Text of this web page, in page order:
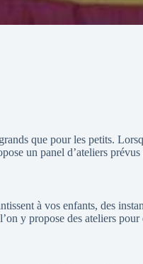
que pour les petits.
un panel d’ateliers
à vos enfants, des
y propose des ateliers pour